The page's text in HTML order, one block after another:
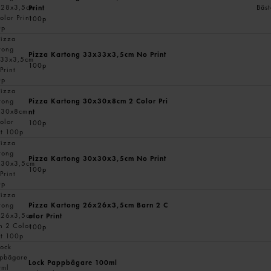
Print
100p
Pizza Kartong 33x33x3,5cm No Print
100p
Pizza Kartong 30x30x8cm 2 Color Pri
nt
100p
Pizza Kartong 30x30x3,5cm No Print
100p
Pizza Kartong 26x26x3,5cm Barn 2 C
olor Print
100p
Lock Pappbägare 100ml